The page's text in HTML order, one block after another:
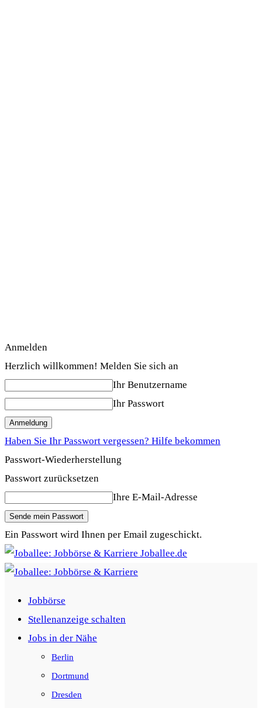
Anmelden
Herzlich willkommen! Melden Sie sich an
Ihr Benutzername
Ihr Passwort
Haben Sie Ihr Passwort vergessen? Hilfe bekommen
Passwort-Wiederherstellung
Passwort zurücksetzen
Ihre E-Mail-Adresse
Ein Passwort wird Ihnen per Email zugeschickt.
Joballee.de
Jobbörse
Stellenanzeige schalten
Jobs in der Nähe
Berlin
Dortmund
Dresden